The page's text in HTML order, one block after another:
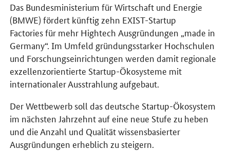
Das Bundesministerium für Wirtschaft und Energie
(BMWE) fördert künftig zehn EXIST-Startup
Factories für mehr Hightech Ausgründungen „made in
Germany“. Im Umfeld gründungsstarker Hochschulen
und Forschungseinrichtungen werden damit regionale
exzellenzorientierte Startup-Ökosysteme mit
internationaler Ausstrahlung aufgebaut.
Der Wettbewerb soll das deutsche Startup-Ökosystem
im nächsten Jahrzehnt auf eine neue Stufe zu heben
und die Anzahl und Qualität wissensbasierter
Ausgründungen erheblich zu steigern.